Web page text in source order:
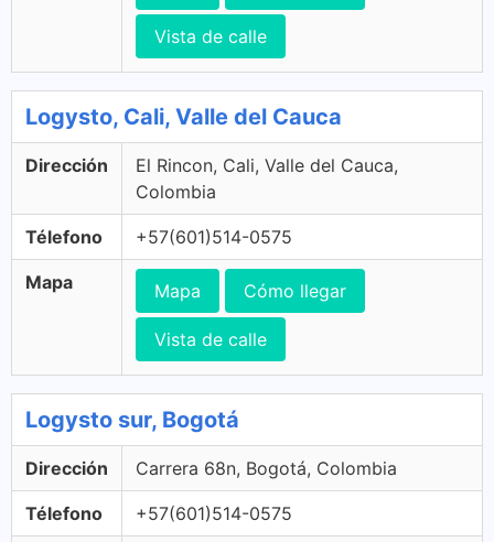
Vista de calle
Logysto, Cali, Valle del Cauca
Dirección
El Rincon, Cali, Valle del Cauca,
Colombia
Télefono +57(601)514-0575
Mapa Mapa Cómo llegar
Vista de calle
Logysto sur, Bogotá
Dirección Carrera 68n, Bogotá, Colombia
Télefono +57(601)514-0575